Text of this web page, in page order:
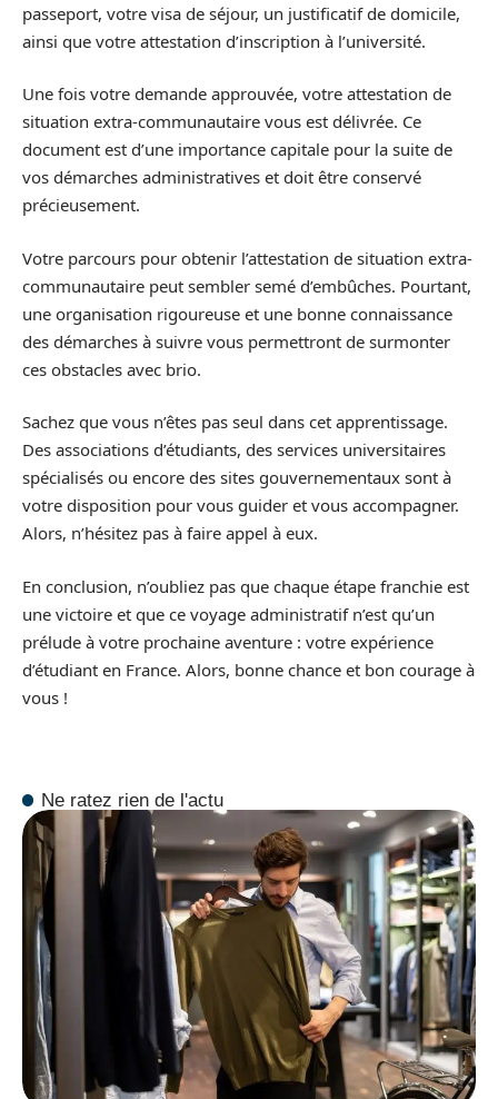
passeport, votre visa de séjour, un justificatif de domicile,
ainsi que votre attestation d’inscription à l’université.
Une fois votre demande approuvée, votre attestation de
situation extra-communautaire vous est délivrée. Ce
document est d’une importance capitale pour la suite de
vos démarches administratives et doit être conservé
précieusement.
Votre parcours pour obtenir l’attestation de situation extra-
communautaire peut sembler semé d’embûches. Pourtant,
une organisation rigoureuse et une bonne connaissance
des démarches à suivre vous permettront de surmonter
ces obstacles avec brio.
Sachez que vous n’êtes pas seul dans cet apprentissage.
Des associations d’étudiants, des services universitaires
spécialisés ou encore des sites gouvernementaux sont à
votre disposition pour vous guider et vous accompagner.
Alors, n’hésitez pas à faire appel à eux.
En conclusion, n’oubliez pas que chaque étape franchie est
une victoire et que ce voyage administratif n’est qu’un
prélude à votre prochaine aventure : votre expérience
d’étudiant en France. Alors, bonne chance et bon courage à
vous !
Ne ratez rien de l'actu